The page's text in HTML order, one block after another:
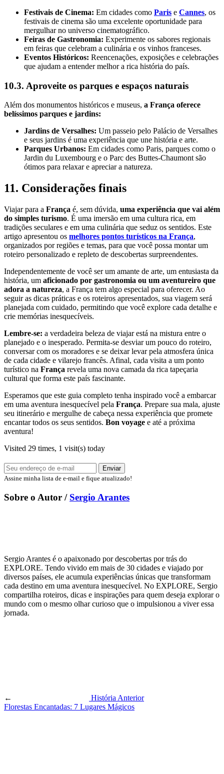
Festivais de Cinema: Em cidades como Paris e Cannes, os
festivais de cinema são uma excelente oportunidade para
mergulhar no universo cinematográfico.
Feiras de Gastronomia: Experimente os sabores regionais
em feiras que celebram a culinária e os vinhos franceses.
Eventos Históricos: Reencenações, exposições e celebrações
que ajudam a entender melhor a rica história do país.
10.3. Aproveite os parques e espaços naturais
Além dos monumentos históricos e museus, a França oferece
belíssimos parques e jardins:
Jardins de Versalhes: Um passeio pelo Palácio de Versalhes
e seus jardins é uma experiência que une história e arte.
Parques Urbanos: Em cidades como Paris, parques como o
Jardin du Luxembourg e o Parc des Buttes-Chaumont são
ótimos para relaxar e apreciar a natureza.
11. Considerações finais
Viajar para a França é, sem dúvida, uma experiência que vai além
do simples turismo. É uma imersão em uma cultura rica, em
tradições seculares e em uma culinária que seduz os sentidos. Este
artigo apresentou os melhores pontos turísticos na França,
organizados por regiões e temas, para que você possa montar um
roteiro personalizado e repleto de descobertas surpreendentes.
Independentemente de você ser um amante de arte, um entusiasta da
história, um aficionado por gastronomia ou um aventureiro que
adora a natureza, a França tem algo especial para oferecer. Ao
seguir as dicas práticas e os roteiros apresentados, sua viagem será
planejada com cuidado, permitindo que você explore cada detalhe e
crie memórias inesquecíveis.
Lembre-se: a verdadeira beleza de viajar está na mistura entre o
planejado e o inesperado. Permita-se desviar um pouco do roteiro,
conversar com os moradores e se deixar levar pela atmosfera única
de cada cidade e vilarejo francês. Afinal, cada visita a um ponto
turístico na França revela uma nova camada da rica tapeçaria
cultural que forma este país fascinante.
Esperamos que este guia completo tenha inspirado você a embarcar
em uma aventura inesquecível pela França. Prepare sua mala, ajuste
seu itinerário e mergulhe de cabeça nessa experiência que promete
encantar todos os seus sentidos. Bon voyage e até a próxima
aventura!
Visited 29 times, 1 visit(s) today
Assine minha lista de e-mail e fique atualizado!
Sobre o Autor / Sergio Arantes
Sergio Arantes é o apaixonado por descobertas por trás do
EXPLORE. Tendo vivido em mais de 30 cidades e viajado por
diversos países, ele acumula experiências únicas que transformam
cada destino em uma aventura inesquecível. No EXPLORE, Sergio
compartilha roteiros, dicas e inspirações para quem deseja explorar o
mundo com o mesmo olhar curioso que o impulsionou a viver essa
jornada.
←
História Anterior
Florestas Encantadas: 7 Lugares Mágicos